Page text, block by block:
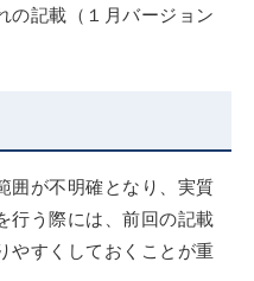
の記載（１月バージョン
囲が不明確となり、実質
行う際には、前回の記載
やすくしておくことが重